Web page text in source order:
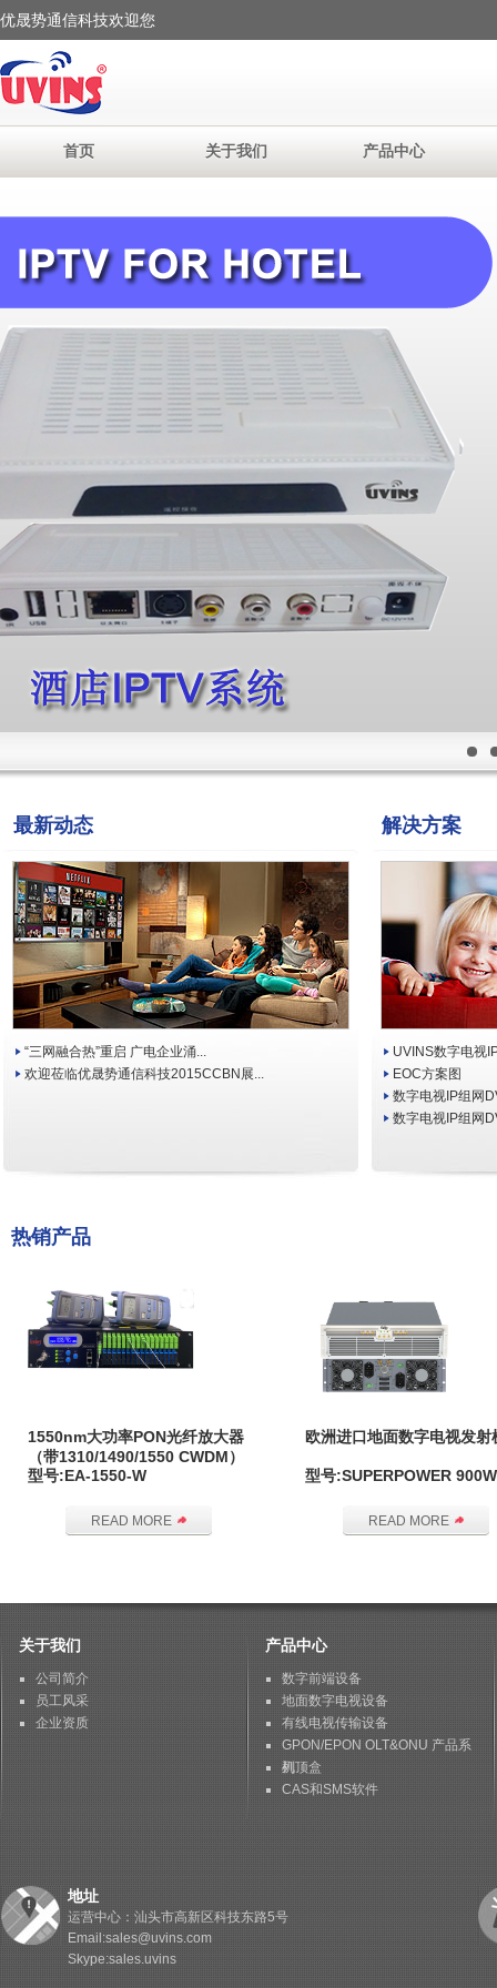
优晟势通信科技欢迎您
首页 关于我们 产品中心
最新动态
“三网融合热”重启 广电企业涌...
欢迎莅临优晟势通信科技2015CCBN展...
解决方案
UVINS数字电视
EOC方案图
数字电视IP组网
数字电视IP组网
热销产品
1550nm大功率PON光纤放大器
（带1310/1490/1550 CWDM）
型号:EA-1550-W
READ MORE
欧洲进口地面数字电视发射
型号:SUPERPOWER
READ MORE
关于我们
公司简介
员工风采
企业资质
产品中心
数字前端设备
地面数字电视设备
有线电视传输设备
GPON/EPON OLT&ONU 产品系
列
机顶盒
CAS和SMS软件
地址
运营中心：汕头市高新区科技东路5号
Email:sales@uvins.com
Skype:sales.uvins